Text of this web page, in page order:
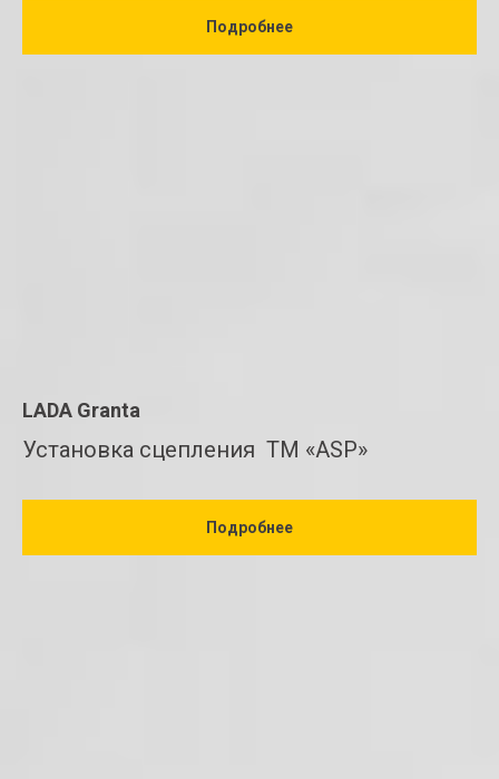
Подробнее
LADA Granta
Установка сцепления ТМ «ASP»
Подробнее